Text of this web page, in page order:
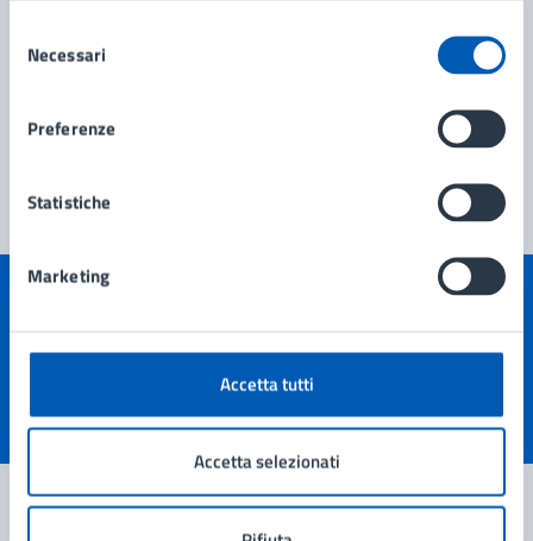
delNecessari
Preferenze
Statistiche
Marketing
Accetta tutti
Accetta selezionati
pagina?
Valuta 5 stelle su 5
Valuta 4 stelle su 5
Valuta 3 stelle su 5
Valuta 2 stelle su 5
Valuta 1 stelle su 5